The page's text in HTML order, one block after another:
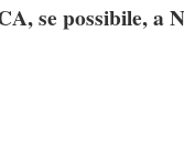
se possibile, a